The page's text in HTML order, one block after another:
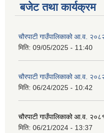
बजेट तथा कार्यक्रम
चौरपाटी गाउँपालिकाको आ.व.
मिति: 09/05/2025 - 11:40
चौरपाटी गाउँपालिकाको आ.व.
मिति: 06/24/2025 - 10:42
चौरपाटी गाउँपालिकाको आ.व.
मिति: 06/21/2024 - 13:37